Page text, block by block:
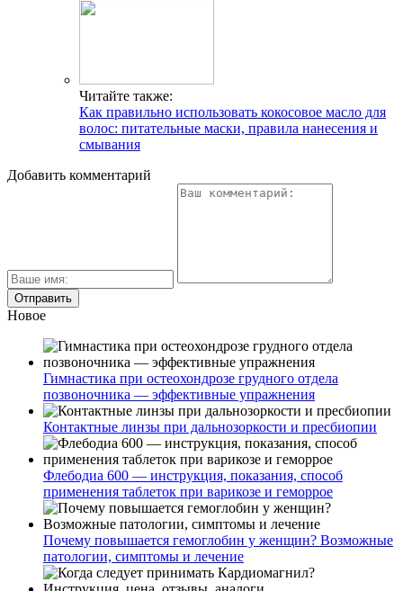
Читайте также:
Как правильно использовать кокосовое масло для
волос: питательные маски, правила нанесения и
смывания
Добавить комментарий
Новое
Гимнастика при остеохондрозе грудного отдела
позвоночника — эффективные упражнения
Контактные линзы при дальнозоркости и пресбиопии
Флебодиа 600 — инструкция, показания, способ
применения таблеток при варикозе и геморрое
Почему повышается гемоглобин у женщин? Возможные
патологии, симптомы и лечение